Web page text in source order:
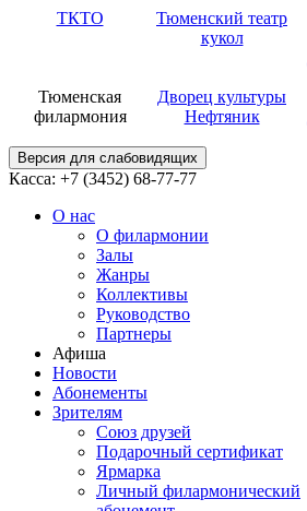
ТКТО
Тюменский театр
кукол
Тюменская
филармония
Дворец культуры
Нефтяник
Версия для слабовидящих
Касса: +7 (3452) 68-77-77
О нас
О филармонии
Залы
Жанры
Коллективы
Руководство
Партнеры
Афиша
Новости
Абонементы
Зрителям
Союз друзей
Подарочный сертификат
Ярмарка
Личный филармонический